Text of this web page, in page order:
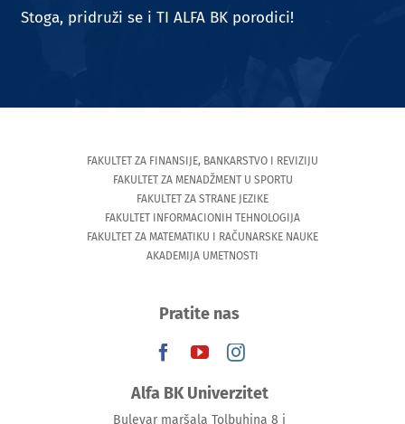
Stoga, pridruži se i TI ALFA BK porodici!
FAKULTET ZA FINANSIJE, BANKARSTVO I REVIZIJU
FAKULTET ZA MENADŽMENT U SPORTU
FAKULTET ZA STRANE JEZIKE
FAKULTET INFORMACIONIH TEHNOLOGIJA
FAKULTET ZA MATEMATIKU I RAČUNARSKE NAUKE
AKADEMIJA UMETNOSTI
Pratite nas
Alfa BK Univerzitet
Bulevar maršala Tolbuhina 8 i